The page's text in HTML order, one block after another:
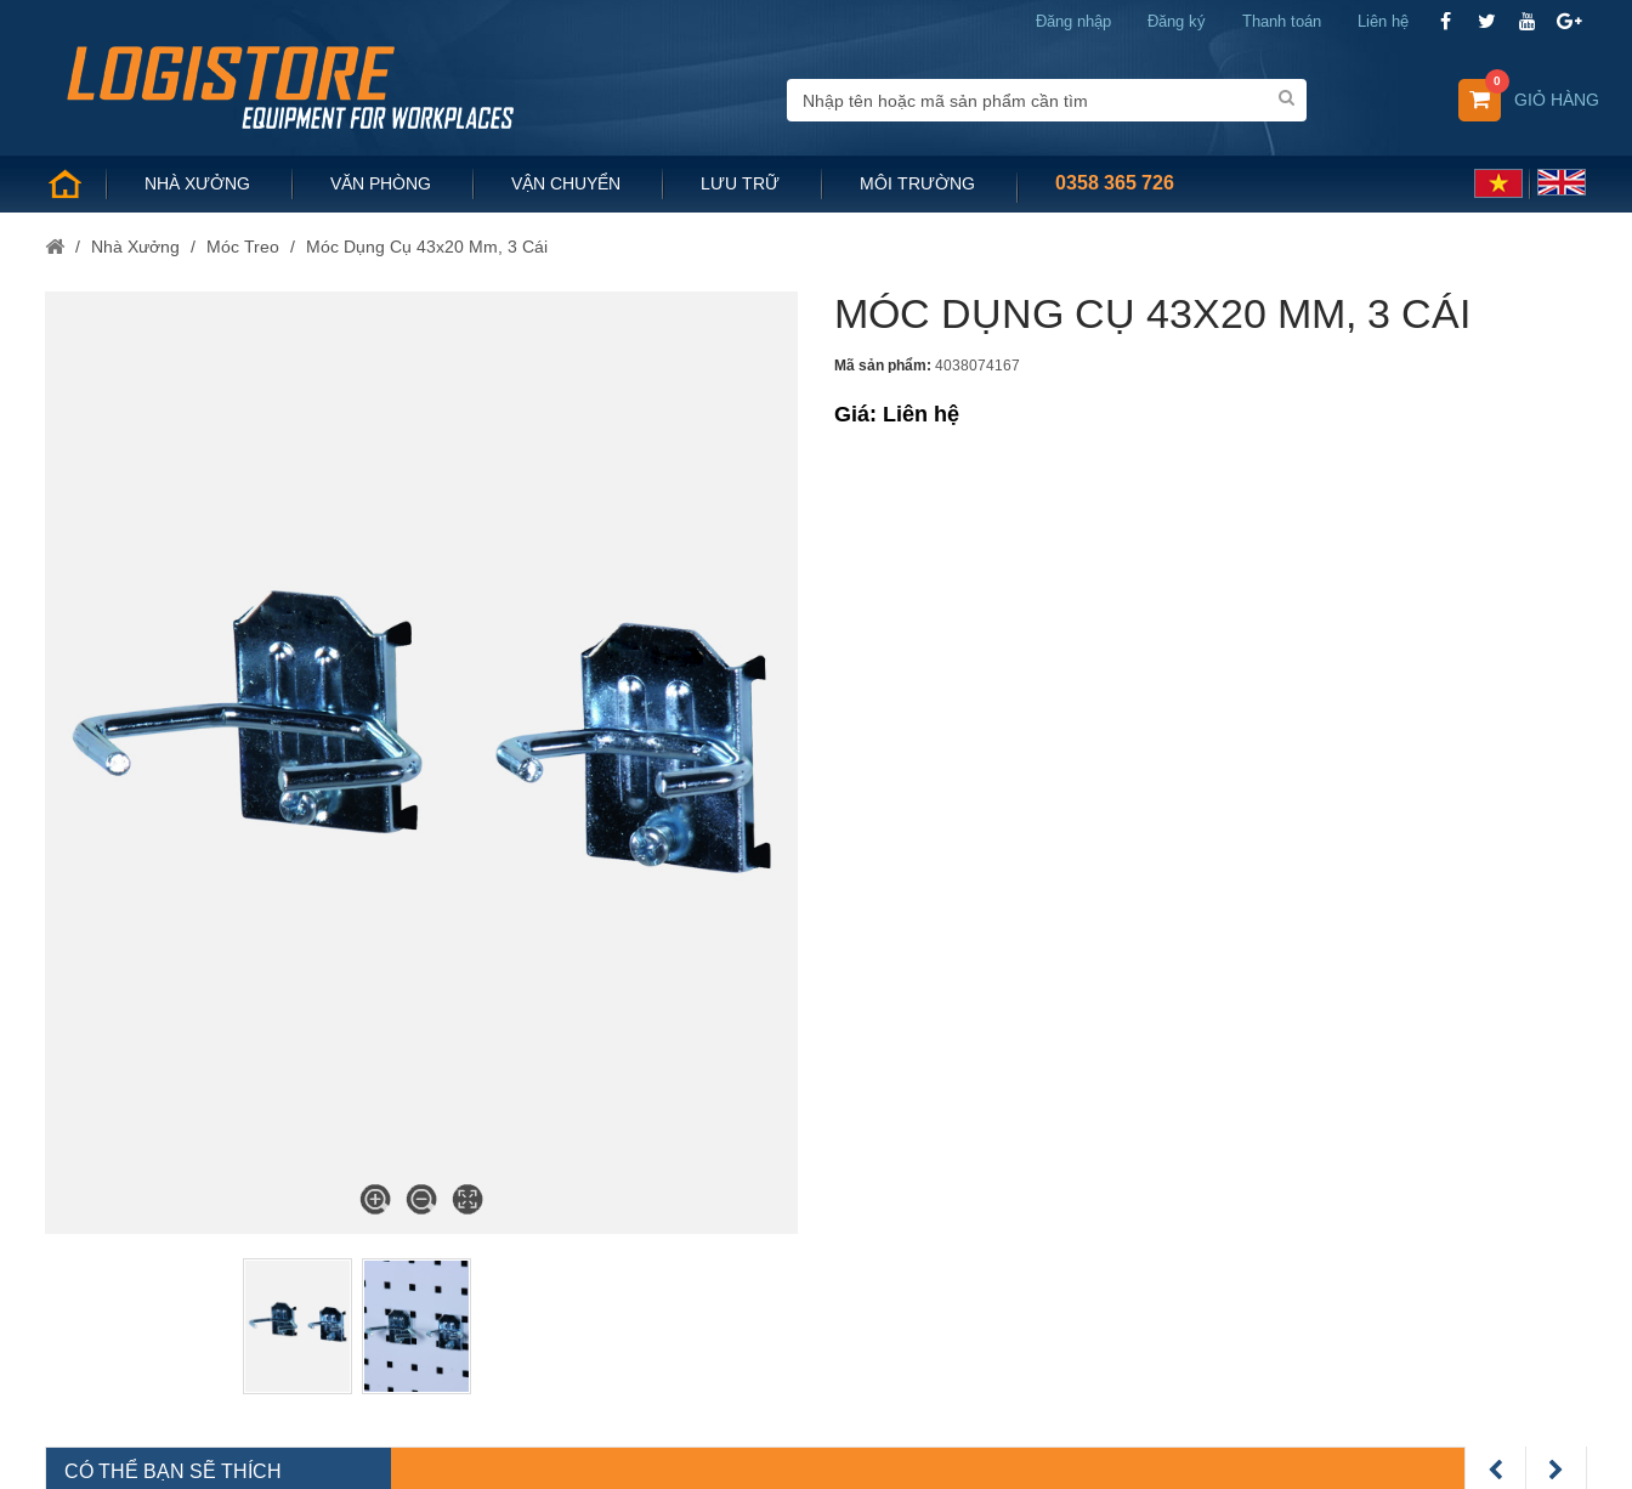
Liên hệ
Thanh toán
Đăng ký
Đăng nhập
GIỎ HÀNG
0
NHÀ XƯỞNG VĂN PHÒNG VẬN CHUYỂN LƯU TRỮ MÔI TRƯỜNG 0358 365 726
/ Nhà Xưởng / Móc Treo / Móc Dụng Cụ 43x20 Mm, 3 Cái
MÓC DỤNG CỤ 43X20 MM, 3 CÁI
Mã sản phẩm: 4038074167
Giá: Liên hệ
CÓ THỂ BẠN SẼ THÍCH